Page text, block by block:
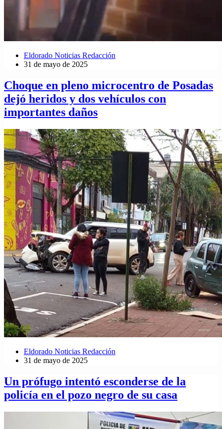
Eldorado Noticias Redacción
31 de mayo de 2025
Choque en pleno microcentro de Posadas
dejó heridos y dos vehículos con
importantes daños
Eldorado Noticias Redacción
31 de mayo de 2025
Un prófugo intentó esconderse de la
policía en el pozo negro de su casa